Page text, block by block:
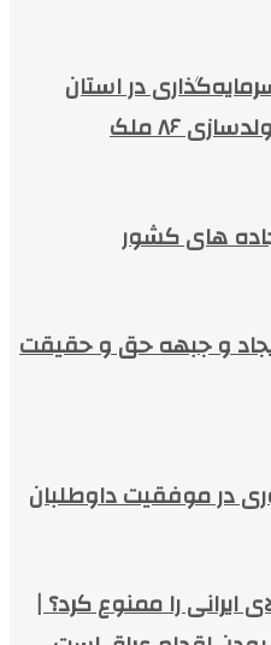
فرصت سرمایه‌گذاری در استان
۸۶ ملک
های کشور
و جبهه حق و حقیقت
در موفقیت داوطلبان
واردات ۴۰ کالای ایرانی را ممنوع کرد؟ |